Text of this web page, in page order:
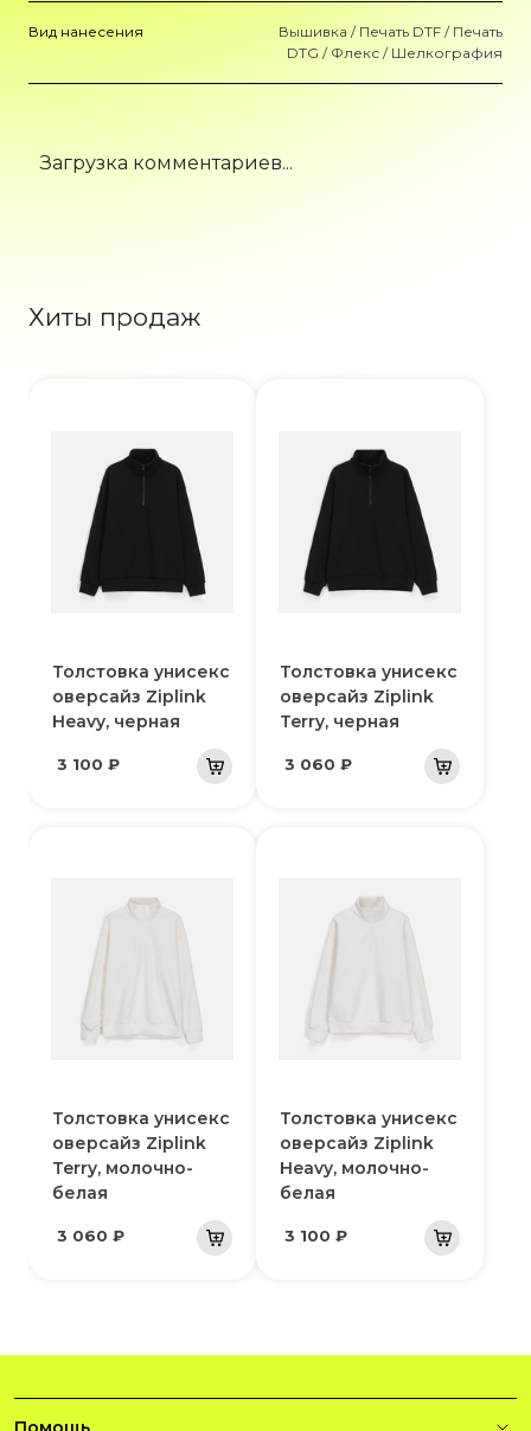
Вид нанесения
Вышивка / Печать DTF / Печать
DTG / Флекс / Шелкография
Загрузка комментариев...
Хиты продаж
Толстовка унисекс
оверсайз Ziplink
Heavy, черная
3 100 ₽
Толстовка унисекс
оверсайз Ziplink
Terry, черная
3 060 ₽
Толстовка унисекс
оверсайз Ziplink
Terry, молочно-
белая
3 060 ₽
Толстовка унисекс
оверсайз Ziplink
Heavy, молочно-
белая
3 100 ₽